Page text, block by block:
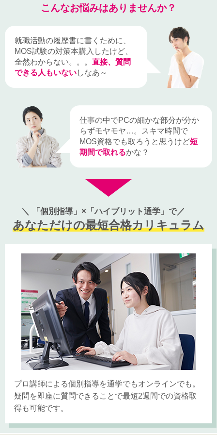
こんなお悩みはありませんか？
就職活動の履歴書に書くために、
MOS試験の対策本購入したけど、
全然わからない。。。 直接、質問
できる人もいないしなあ～
仕事の中でPCの細かな部分が分か
らずモヤモヤ…。 スキマ時間で
MOS資格でも取ろうと思うけど短
期間で取れるかな？
「個別指導」×「ハイブリット通学」で
あなただけの最短合格カリキュラム
プロ講師による個別指導を通学でもオンラインでも。
疑問を即座に質問できることで最短2週間での資格取
得も可能です。